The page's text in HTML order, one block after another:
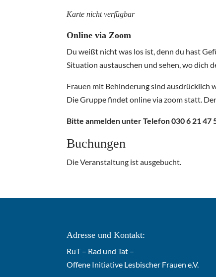
Karte nicht verfügbar
Online via Zoom
Du weißt nicht was los ist, denn du hast
Situation austauschen und sehen, wo dich
Frauen mit Behinderung sind ausdrücklich
Die Gruppe findet online via zoom statt.
Bitte anmelden unter Telefon 030 6 21 47
Buchungen
Die Veranstaltung ist ausgebucht.
Adresse und Kontakt:
RuT – Rad und Tat –
Offene Initiative Lesbischer Frauen e.V.